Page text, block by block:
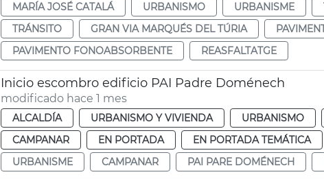
MARÍA JOSÉ CATALÁ
URBANISMO URBANISME
TRÁNSITO
GRAN VIA MARQUÉS DEL TÚRIA
PAVIMENTO FONOABSORBENTE
REASFALTATGE
Inicio escombro edificio PAI Padre Doménech
modificado hace 1 mes
ALCALDÍA URBANISMO Y VIVIENDA URBANISMO
CAMPANAR
EN PORTADA EN PORTADA TEMÁTICA
URBANISME
CAMPANAR PAI PARE DOMÉNECH